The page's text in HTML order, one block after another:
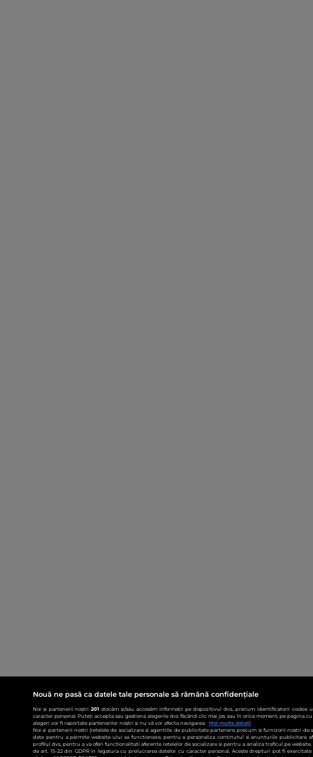
Nouă ne pasă ca datele tale personale să rămână confidențiale
Noi și partenerii noștri201 stocăm și/sau accesăm informații pe dispozitivul dvs., precum identificatorii
caracter personal. Puteți accepta sau gestiona alegerile dvs. făcând clic mai jos sau în orice moment, pe pagina
alegeri vor fi raportate partenerilor noștri și nu vă vor afecta navigarea.
Mai multe detalii
Noi si partenerii nostri (retelele de socializare si agentiile de publicitate partenere, precum si furnizorii nostri de
date pentru a permite website-ului sa functioneze, pentru a personaliza continutul si anunturile publicitare
profilul dvs., pentru a va oferi functionalitati aferente retelelor de socializare si pentru a analiza traficul pe
de art. 15-22 din GDPR in legatura cu prelucrarea datelor cu caracter personal. Aceste drepturi pot fi